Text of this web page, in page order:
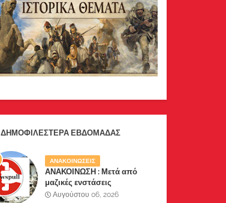
ΔΗΜΟΦΙΛΈΣΤΕΡΑ ΕΒΔΟΜΆΔΑΣ
ΑΝΑΚΟΙΝΩΣΕΙΣ
ΑΝΑΚΟΙΝΩΣΗ : Μετά από
μαζικές ενστάσεις
αναγνωστών μας, το site μας
Αυγούστου 06, 2026